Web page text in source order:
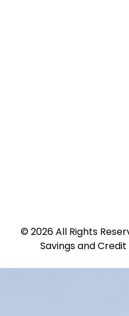
©2026All Rights
Savings and